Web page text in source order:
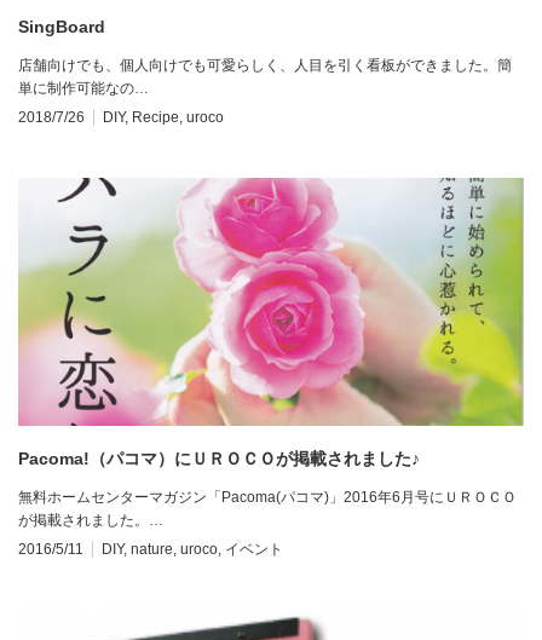
SingBoard
店舗向けでも、個人向けでも可愛らしく、人目を引く看板ができました。簡
単に制作可能なの…
2018/7/26
DIY, Recipe uroco
Pacoma!（パコマ）にＵＲＯＣＯが掲載されました♪
無料ホームセンターマガジン「Pacoma(パコマ)」2016年6月号にＵＲＯＣＯ
が掲載されました。…
2016/5/11
DIY, nature uroco イベント